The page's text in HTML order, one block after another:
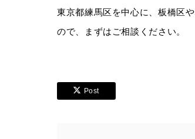
東京都練馬区を中心に、板橋区
ので、まずはご相談ください。
Post